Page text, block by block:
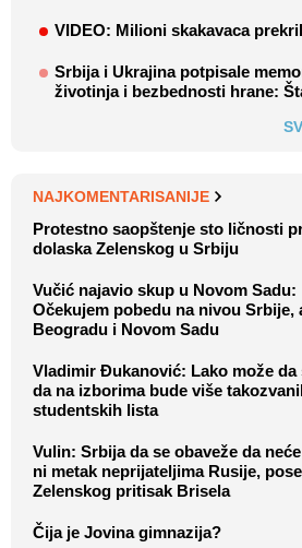
VIDEO: Milioni skakavaca
Srbija i Ukrajina potpisale
životinja i bezbednosti hrane:
NAJKOMENTARISANIJE
Protestno saopštenje sto ličnosti
dolaska Zelenskog u Srbiju
Vučić najavio skup u Novom Sadu:
Očekujem pobedu na nivou Srbije,
Beogradu i Novom Sadu
Vladimir Đukanović: Lako može da
da na izborima bude više
studentskih lista
Vulin: Srbija da se obaveže da
ni metak neprijateljima Rusije,
Zelenskog pritisak Brisela
Čija je Jovina gimnazija?